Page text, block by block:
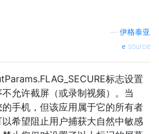
伊格泰亚
source
标志设置
允许截屏（或录制视频）。当
手机，但该应用属于它的所有者
以希望阻止用户捕获大自然中敏感